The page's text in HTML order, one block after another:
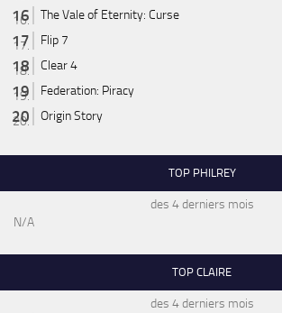
The Vale of Eternity: Curse
Flip 7
Clear 4
Federation: Piracy
Origin Story
TOP PHILREY
des 4 derniers mois
N/A
TOP CLAIRE
des 4 derniers mois